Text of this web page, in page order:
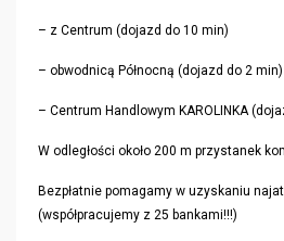
– z Centrum (dojazd do 10 min)
– obwodnicą Północną (dojazd do 2 min)
– Centrum Handlowym KAROLINKA
W odległości około 200 m przystanek
Bezpłatnie pomagamy w uzyskaniu
(współpracujemy z 25 bankami!!!)